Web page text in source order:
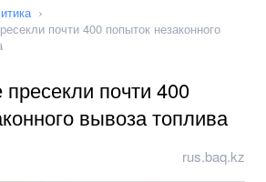
почти 400 попыток незаконного
почти 400
вывоза топлива
rus.baq.kz